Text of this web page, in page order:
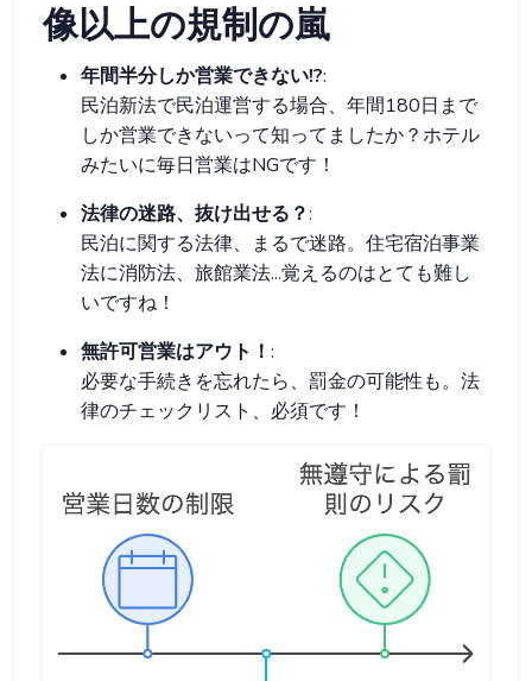
像以上の規制の嵐
年間半分しか営業できない!?:
民泊新法で民泊運営する場合、年間180日まで
しか営業できないって知ってましたか？ホテル
みたいに毎日営業はNGです！
法律の迷路、抜け出せる？:
民泊に関する法律、まるで迷路。住宅宿泊事業
法に消防法、旅館業法...覚えるのはとても難し
いですね！
無許可営業はアウト！ :
必要な手続きを忘れたら、罰金の可能性も。法
律のチェックリスト、必須です！